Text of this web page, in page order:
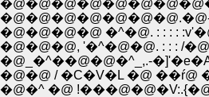
�@�@�@�@ �^�@. : : : :
�@�@�@, '�^�@�@. : : : /
�@_�^��@�@�^_,.-
�@�@ / �C�V�L �@ ��ŕ@
�@�^ �@